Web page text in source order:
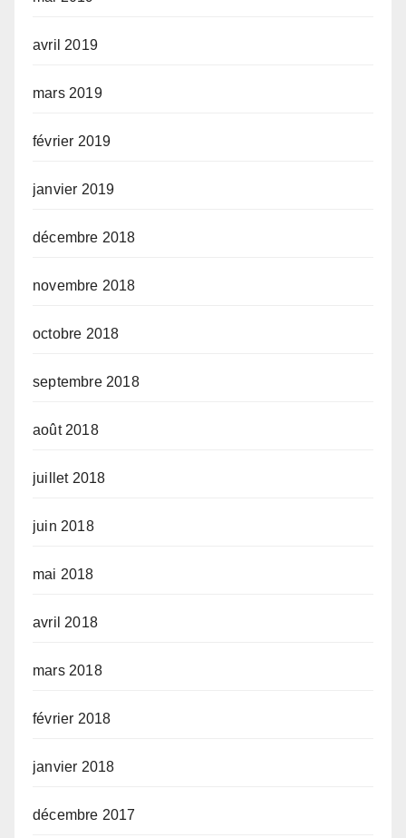
avril 2019
mars 2019
février 2019
janvier 2019
décembre 2018
novembre 2018
octobre 2018
septembre 2018
août 2018
juillet 2018
juin 2018
mai 2018
avril 2018
mars 2018
février 2018
janvier 2018
décembre 2017